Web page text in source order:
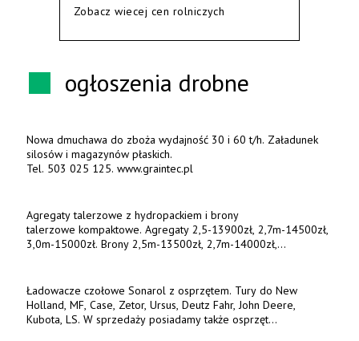
Zobacz wiecej cen rolniczych
ogłoszenia drobne